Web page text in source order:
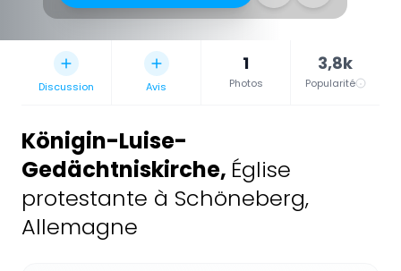
Discussion Avis
1
Photos
3,8k
Popularité
Königin-Luise-
Gedächtniskirche, Église
protestante à Schöneberg,
Allemagne